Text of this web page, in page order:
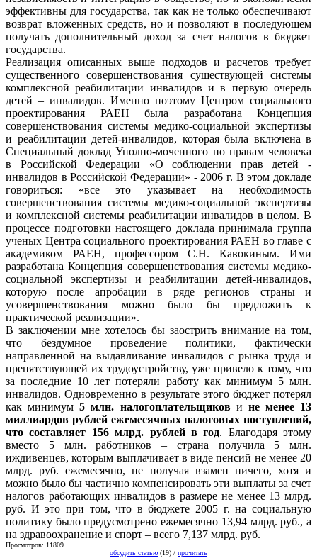
эффективны для государства, так как не только обеспечивают
возврат вложенных средств, но и позволяют в последующем
получать дополнительный доход за счет налогов в бюджет
государства.
Реализация описанных выше подходов и расчетов требует
существенного совершенствования существующей системы
комплексной реабилитации инвалидов и в первую очередь
детей – инвалидов. Именно поэтому Центром социального
проектирования РАЕН была разработана Концепция
совершенствования системы медико-социальной экспертизы
и реабилитации детей-инвалидов, которая была включена в
Специальный доклад Уполно-моченного по правам человека
в Российской Федерации «О соблюдении прав детей -
инвалидов в Российской Федерации» - 2006 г. В этом докладе
говориться: «все это указывает на необходимость
совершенствования системы медико-социальной экспертизы
и комплексной системы реабилитации инвалидов в целом. В
процессе подготовки настоящего доклада принимала группа
ученых Центра социального проектирования РАЕН во главе с
академиком РАЕН, профессором С.Н. Кавокиным. Ими
разработана Концепция совершенствования системы медико-
социальной экспертизы и реабилитации детей-инвалидов,
которую после апробации в ряде регионов страны и
усовершенствования можно было бы предложить к
практической реализации».
В заключении мне хотелось бы заострить внимание на том,
что бездумное проведение политики, фактически
направленной на выдавливание инвалидов с рынка труда и
препятствующей их трудоустройству, уже привело к тому, что
за последние 10 лет потеряли работу как минимум 5 млн.
инвалидов. Одновременно в результате этого бюджет потерял
как минимум5 млн. налогоплательщиков и не менее 13
миллиардов рублей ежемесячных налоговых поступлений,
что составляет 156 млрд. рублей в год. Благодаря этому
вместо 5 млн. работников – страна получила 5 млн.
иждивенцев, которым выплачивает в виде пенсий не менее 20
млрд. руб. ежемесячно, не получая взамен ничего, хотя и
можно было бы частично компенсировать эти выплаты за счет
налогов работающих инвалидов в размере не менее 13 млрд.
руб. И это при том, что в бюджете 2005 г. на социальную
политику было предусмотрено ежемесячно 13,94 млрд. руб., а
на здравоохранение и спорт – всего 7,137 млрд. руб.
Просмотров: 11809
обсудить статью (19) / прочитать